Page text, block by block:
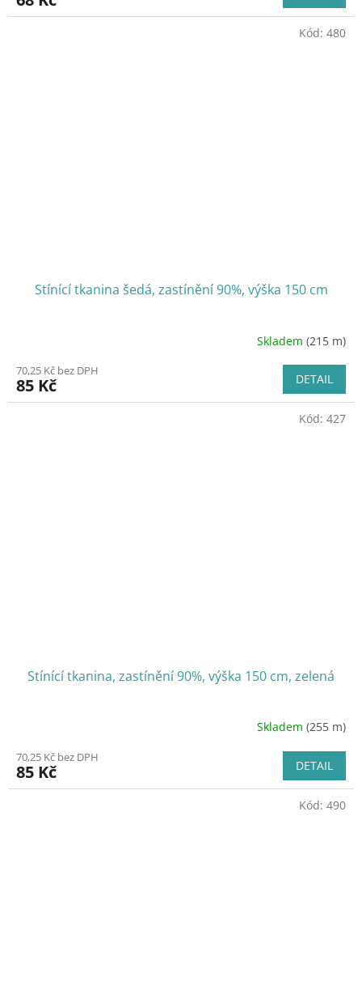
Stínící tkanina šedá, zastínění 90%, výška 150 cm
Skladem (215 m)
70,25 Kč bez DPH
85 Kč DETAIL
Kód: 480
Stínící tkanina, zastínění 90%, výška 150 cm, zelená
Skladem (255 m)
70,25 Kč bez DPH
85 Kč DETAIL
Kód: 427
Kód: 490